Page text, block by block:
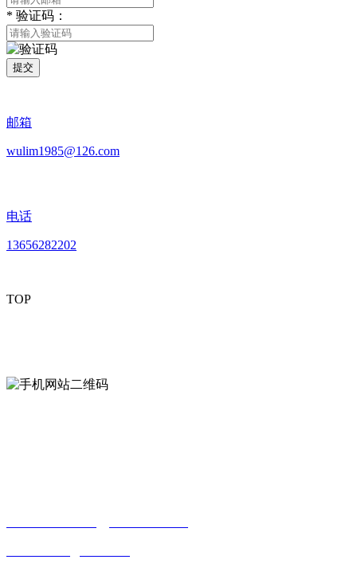
* 验证码：
提交
邮箱
wulim1985@126.com
电话
13656282202
TOP